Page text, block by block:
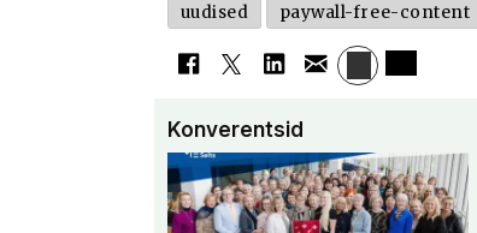
uudised paywall-free-content
Konverentsid